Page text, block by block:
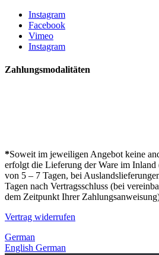
Instagram
Facebook
Vimeo
Instagram
Zahlungsmodalitäten
*Soweit im jeweiligen Angebot keine
erfolgt die Lieferung der Ware im
von 5 – 7 Tagen, bei
Tagen nach Vertragsschluss (bei
dem Zeitpunkt Ihrer
Vertrag widerrufen
German
English German